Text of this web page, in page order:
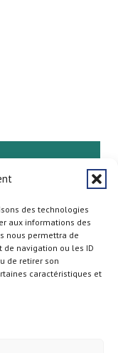
des technologies
aux informations des
nous permettra de
navigation ou les ID
de retirer son
caractéristiques et